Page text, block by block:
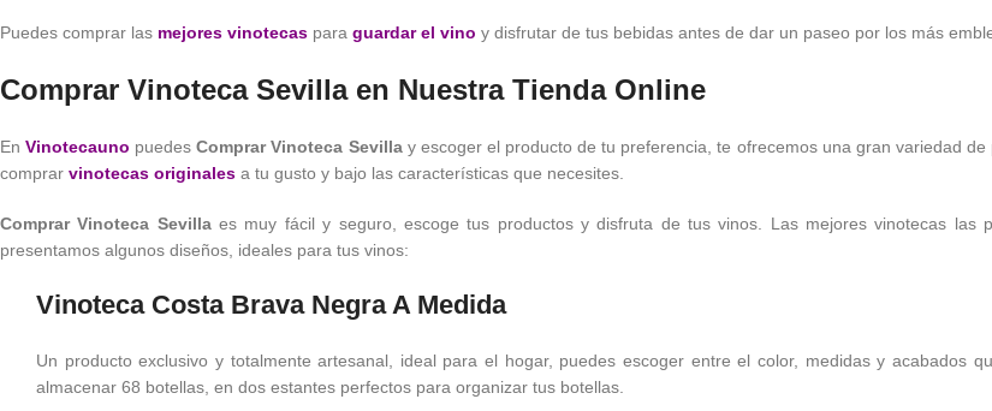
Puedes comprar las mejores vinotecas para guardar el vino y disfrutar de tus bebidas antes de dar un paseo por los más
Comprar Vinoteca Sevilla en Nuestra Tienda Online
EnVinotecauno puedesComprar Vinoteca Sevillay escoger el producto de tu preferencia, te ofrecemos una gran variedad
comprar vinotecas originales a tu gusto y bajo las características que necesites.
Comprar Vinoteca Sevillaes muy fácil y seguro, escoge tus productos y disfruta de tus vinos. Las mejores vinotecas las
presentamos algunos diseños, ideales para tus vinos:
Vinoteca Costa Brava Negra A Medida
Un producto exclusivo y totalmente artesanal, ideal para el hogar, puedes escoger entre el color, medidas y acabados
almacenar 68 botellas, en dos estantes perfectos para organizar tus botellas.